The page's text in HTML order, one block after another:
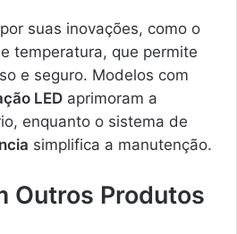
suas inovações, como o
temperatura, que permite
e seguro. Modelos com
LED aprimoram a
enquanto o sistema de
simplifica a manutenção.
Outros Produtos